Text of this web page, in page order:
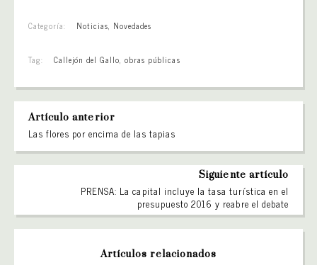
Categoría: Noticias, Novedades
Tag: Callejón del Gallo, obras públicas
Artículo anterior
Las flores por encima de las tapias
Siguiente artículo
PRENSA: La capital incluye la tasa turística en el
presupuesto 2016 y reabre el debate
Artículos relacionados